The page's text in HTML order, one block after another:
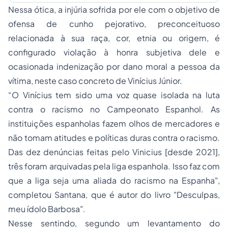
Nessa ótica, a injúria sofrida por ele com o objetivo de
ofensa de cunho pejorativo, preconceituoso
relacionada à sua raça, cor, etnia ou origem, é
configurado violação à honra subjetiva dele e
ocasionada indenização por dano moral a pessoa da
vítima, neste caso concreto de Vinícius Júnior.
“O Vinícius tem sido uma voz quase isolada na luta
contra o racismo no Campeonato Espanhol. As
instituições espanholas fazem olhos de mercadores e
não tomam atitudes e políticas duras contra o racismo.
Das dez denúncias feitas pelo Vinicius [desde 2021],
três foram arquivadas pela liga espanhola. Isso faz com
que a liga seja uma aliada do racismo na Espanha",
completou Santana, que é autor do livro "Desculpas,
meu ídolo Barbosa".
Nesse sentindo, segundo um levantamento do